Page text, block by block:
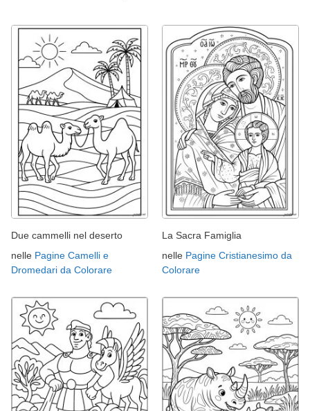
Due cammelli nel deserto
nelle Pagine Camelli e
Dromedari da Colorare
La Sacra Famiglia
nelle Pagine Cristianesimo da
Colorare